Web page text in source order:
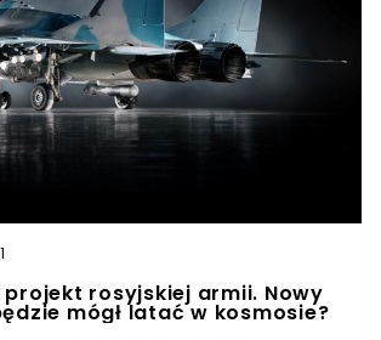
rosyjskiej armii. Nowy
mógł latać w kosmosie?